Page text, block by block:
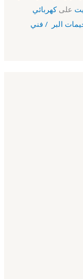
علىكهربائي
مخيمات البر / فني